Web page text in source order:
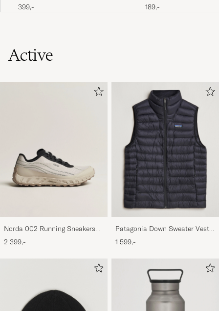
399,- 189,-
Active
Norda 002 Running Sneakers
Cinder
2 399,-
Patagonia Down Sweater Vest
Black
1 599,-